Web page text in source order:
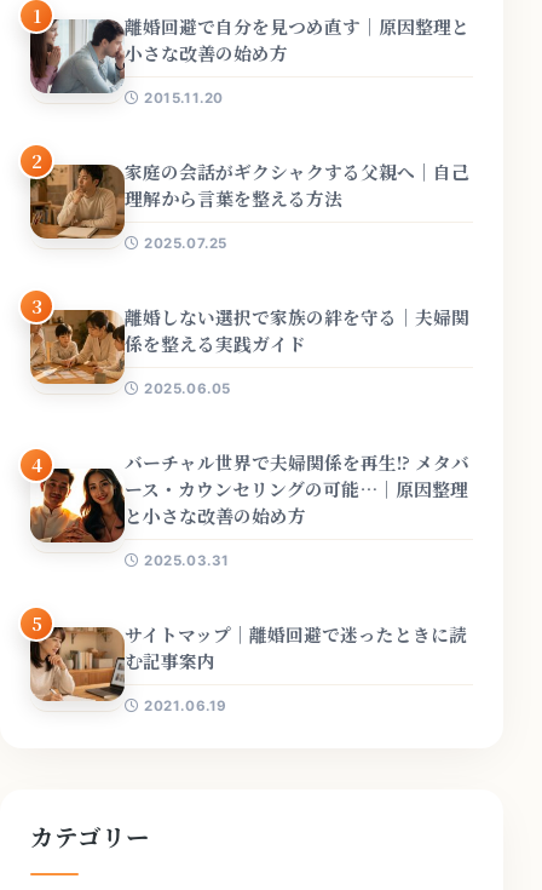
1
離婚回避で自分を見つめ直す｜原因整理と
小さな改善の始め方
2015.11.20
2
家庭の会話がギクシャクする父親へ｜自己
理解から言葉を整える方法
2025.07.25
3
離婚しない選択で家族の絆を守る｜夫婦関
係を整える実践ガイド
2025.06.05
4
バーチャル世界で夫婦関係を再生!? メタバ
ース・カウンセリングの可能…｜原因整理
と小さな改善の始め方
2025.03.31
5
サイトマップ｜離婚回避で迷ったときに読
む記事案内
2021.06.19
カテゴリー